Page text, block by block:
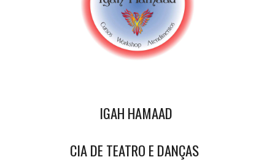
IGAH HAMAAD
CIA DE TEATRO E DANÇAS